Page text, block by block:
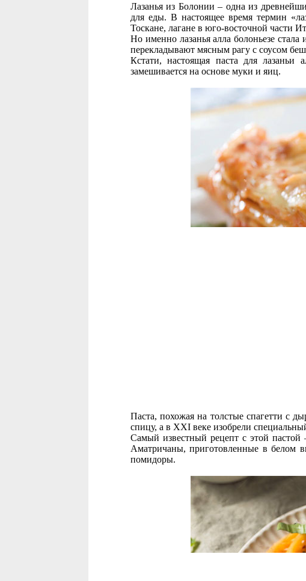
Лазанья из Болонии – одна из
для еды. В настоящее время термин
Тоскане, лагане в юго-восточной части
Но именно лазанья алла болоньезе
перекладывают мясным рагу с соусом
Кстати, настоящая паста для
замешивается на основе муки и яиц.
Паста, похожая на толстые спагетти с
спицу, а в XXI веке изобрели
Самый известный рецепт с этой пастой
Аматричаны, приготовленные в белом
помидоры.